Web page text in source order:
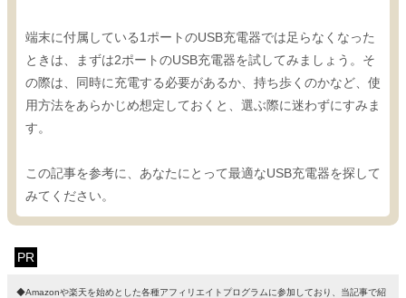
端末に付属している1ポートのUSB充電器では足らなくなった
ときは、まずは2ポートのUSB充電器を試してみましょう。そ
の際は、同時に充電する必要があるか、持ち歩くのかなど、使
用方法をあらかじめ想定しておくと、選ぶ際に迷わずにすみま
す。
この記事を参考に、あなたにとって最適なUSB充電器を探して
みてください。
PR
◆Amazonや楽天を始めとした各種アフィリエイトプログラムに参加しており、当記事で紹